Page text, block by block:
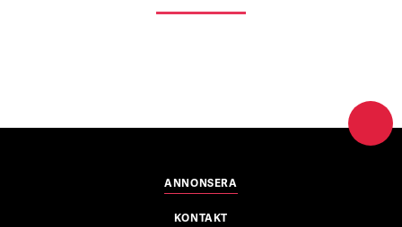
ANNONSERA
KONTAKT